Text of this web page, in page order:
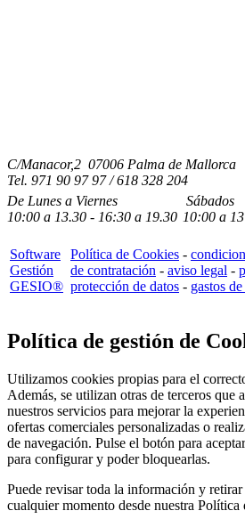
C/Manacor,2 07006 Palma de Mallorca
Tel. 971 90 97 97 / 618 328 204
De Lunes a Viernes
10:00 a 13.30 - 16:30 a 19.30
Sábados
10:00 a
Software
Gestión
GESIO®
Política de Cookies -
de contratación - aviso legal -
protección de datos - gastos
Política de gestión de
Utilizamos cookies propias para el
Además, se utilizan otras de terceros que
nuestros servicios para mejorar la
ofertas comerciales personalizadas o
de navegación. Pulse el botón para
para configurar y poder bloquearlas.
Puede revisar toda la información y
cualquier momento desde nuestra Política